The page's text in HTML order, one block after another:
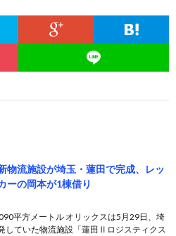
物流施設が埼玉・蓮田で完成、レッ
ーの岡本が1棟借り
平方メートル オリックスは5月29日、埼
していた物流施設「蓮田Ⅱロジスティクス